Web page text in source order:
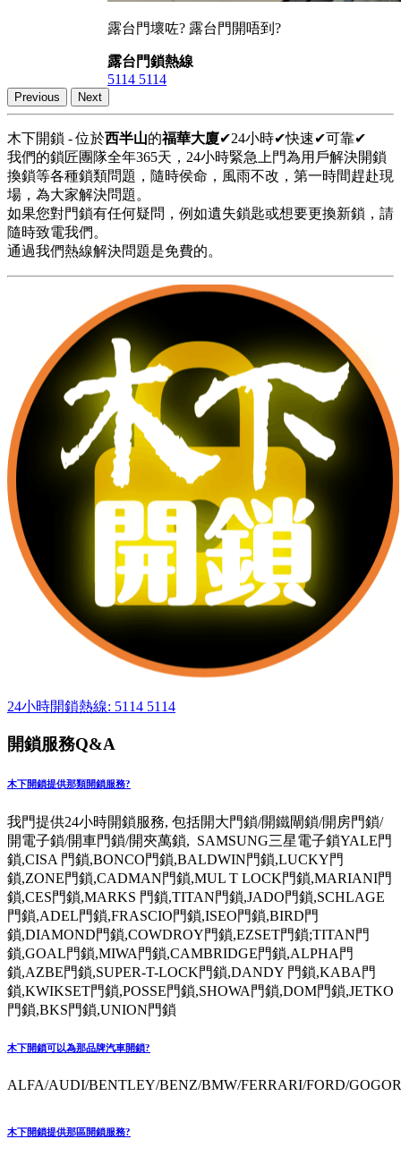
露台門壞咗? 露台門開唔到?
露台門鎖熱線
5114 5114
Previous Next
木下開鎖 - 位於西半山的福華大廈✔24小時✔快速✔可靠✔
我們的鎖匠團隊全年365天，24小時緊急上門為用戶解決開鎖
換鎖等各種鎖類問題，隨時侯命，風雨不改，第一時間趕赴現
場，為大家解決問題。
如果您對門鎖有任何疑問，例如遺失鎖匙或想要更換新鎖，請
隨時致電我們。
通過我們熱線解決問題是免費的。
24小時開鎖熱線: 5114 5114
開鎖服務Q&A
木下開鎖提供那類開鎖服務?
我門提供24小時開鎖服務, 包括開大門鎖/開鐵閘鎖/開房門鎖/
開電子鎖/開車門鎖/開夾萬鎖, SAMSUNG三星電子鎖YALE門
鎖,CISA 門鎖,BONCO門鎖,BALDWIN門鎖,LUCKY門
鎖,ZONE門鎖,CADMAN門鎖,MUL T LOCK門鎖,MARIANI門
鎖,CES門鎖,MARKS 門鎖,TITAN門鎖,JADO門鎖,SCHLAGE
門鎖,ADEL門鎖,FRASCIO門鎖,ISEO門鎖,BIRD門
鎖,DIAMOND門鎖,COWDROY門鎖,EZSET門鎖;TITAN門
鎖,GOAL門鎖,MIWA門鎖,CAMBRIDGE門鎖,ALPHA門
鎖,AZBE門鎖,SUPER-T-LOCK門鎖,DANDY 門鎖,KABA門
鎖,KWIKSET門鎖,POSSE門鎖,SHOWA門鎖,DOM門鎖,JETKO
門鎖,BKS門鎖,UNION門鎖
木下開鎖可以為那品牌汽車開鎖?
ALFA/AUDI/BENTLEY/BENZ/BMW/FERRARI/FORD/
木下開鎖提供那區開鎖服務?